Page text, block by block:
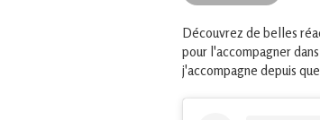
Découvrez de belles
pour l'accompagner
j'accompagne depuis